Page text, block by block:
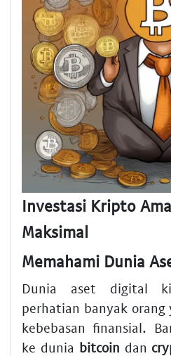
Investasi Kripto
Maksimal
Memahami Dunia
Dunia aset digital
perhatian banyak orang
kebebasan finansial.
ke dunia bitcoin dan